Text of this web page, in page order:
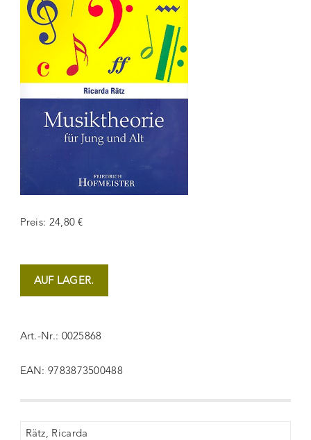
Preis: 24,80 €
AUF LAGER.
Art.-Nr.: 0025868
EAN: 9783873500488
Rätz, Ricarda